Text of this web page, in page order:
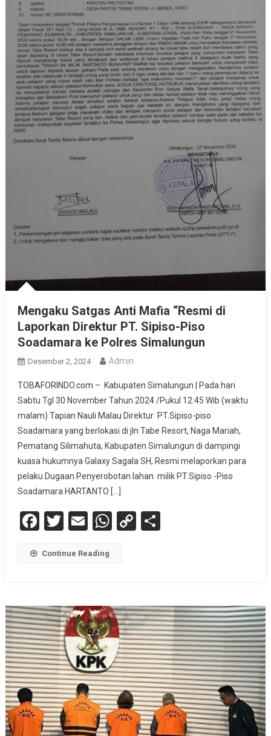
Mengaku Satgas Anti Mafia “Resmi di
Laporkan Direktur PT. Sipiso-Piso
Soadamara ke Polres Simalungun
Desember 2, 2024 Admin
TOBAFORINDO.com – Kabupaten Simalungun | Pada hari
Sabtu Tgl 30 November Tahun 2024 /Pukul 12:45 Wib (waktu
malam) Tapian Nauli Malau Direktur PT.Sipiso-piso
Soadamara yang berlokasi di jln Tabe Resort, Naga Mariah,
Pematang Silimahuta, Kabupaten Simalungun di dampingi
kuasa hukumnya Galaxy Sagala SH, Resmi melaporkan para
pelaku Dugaan Penyerobotan lahan milik PT.Sipiso -Piso
Soadamara HARTANTO […]
Facebook
Twitter
EmailWhatsApp
CopyShare
Continue Reading